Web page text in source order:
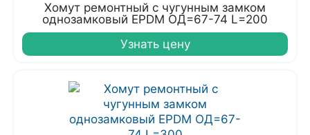
Хомут ремонтный с чугунным замком
однозамковый EPDM ОД=67-74 L=200
Узнать цену